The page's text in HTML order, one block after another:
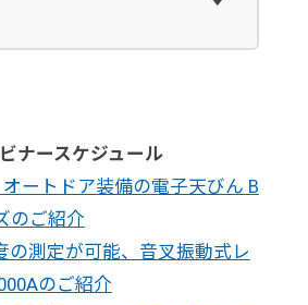
ナースケジュール
ートドア装備の電子天びん B
のご紹介
の測定が可能、音叉振動式レ
のご紹介